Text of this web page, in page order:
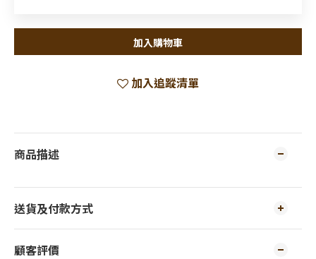
加入購物車
加入追蹤清單
商品描述
送貨及付款方式
顧客評價